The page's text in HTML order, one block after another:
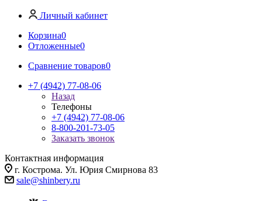
Личный кабинет
Корзина0
Отложенные0
Сравнение товаров0
+7 (4942) 77-08-06
Назад
Телефоны
+7 (4942) 77-08-06
8-800-201-73-05
Заказать звонок
Контактная информация
г. Кострома. Ул. Юрия Смирнова 83
sale@shinbery.ru